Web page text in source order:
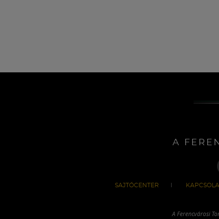
A
SAJTÓCENTER
A Ferencvárosi